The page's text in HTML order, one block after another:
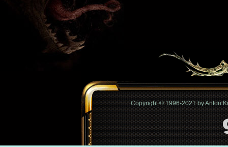
Copyright © 1996-2021 by Anton